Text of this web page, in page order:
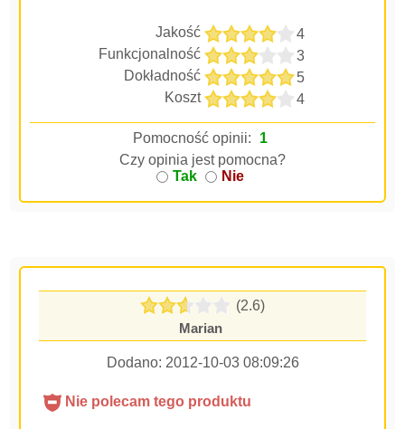
Jakość
4
Funkcjonalność
3
Dokładność
5
Koszt
4
Pomocność opinii:
1
Czy opinia jest pomocna?
Tak
Nie
(2.6)
Marian
Dodano: 2012-10-03 08:09:26
Nie polecam tego produktu